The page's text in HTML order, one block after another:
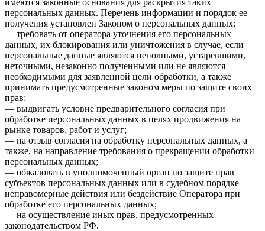
персональных данных. Перечень информации и порядок ее
получения установлен Законом о персональных данных;
— требовать от оператора уточнения его персональных
данных, их блокирования или уничтожения в случае, если
персональные данные являются неполными, устаревшими,
неточными, незаконно полученными или не являются
необходимыми для заявленной цели обработки, а также
принимать предусмотренные законом меры по защите своих
прав;
— выдвигать условие предварительного согласия при
обработке персональных данных в целях продвижения на
рынке товаров, работ и услуг;
— на отзыв согласия на обработку персональных данных, а
также, на направление требования о прекращении обработки
персональных данных;
— обжаловать в уполномоченный орган по защите прав
субъектов персональных данных или в судебном порядке
неправомерные действия или бездействие Оператора при
обработке его персональных данных;
— на осуществление иных прав, предусмотренных
законодательством РФ.